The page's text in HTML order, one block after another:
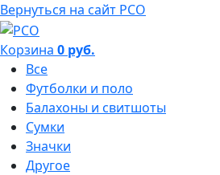
Вернуться на сайт РСО
Корзина 0 руб.
Все
Футболки и поло
Балахоны и свитшоты
Сумки
Значки
Другое